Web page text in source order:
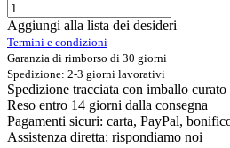
Aggiungi alla lista dei desideri
Termini e condizioni
Garanzia di rimborso di 30 giorni
Spedizione: 2-3 giorni lavorativi
Spedizione tracciata con imballo curato
Reso entro 14 giorni dalla consegna
Pagamenti sicuri: carta, PayPal,
Assistenza diretta: rispondiamo noi